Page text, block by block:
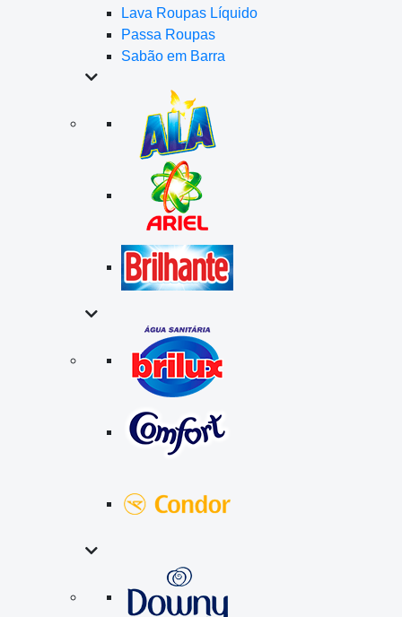
Lava Roupas Líquido
Passa Roupas
Sabão em Barra